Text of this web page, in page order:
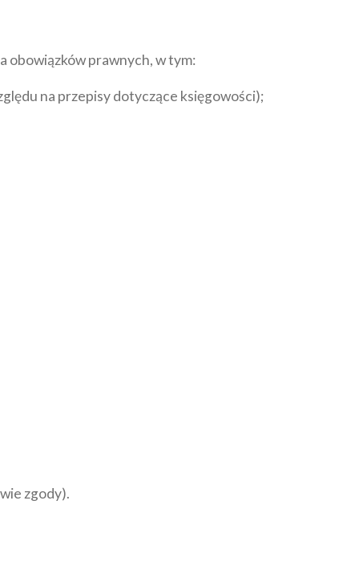
obowiązków prawnych, w tym:
na przepisy dotyczące księgowości);
zgody).